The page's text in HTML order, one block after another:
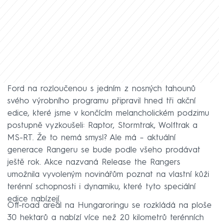
Ford na rozloučenou s jedním z nosných tahounů
svého výrobního programu připravil hned tři akční
edice, které jsme v končícím melancholickém podzimu
postupně vyzkoušeli: Raptor, Stormtrak, Wolftrak a
MS-RT. Že to nemá smysl? Ale má – aktuální
generace Rangeru se bude podle všeho prodávat
ještě rok. Akce nazvaná Release the Rangers
umožnila vyvoleným novinářům poznat na vlastní kůži
terénní schopnosti i dynamiku, které tyto speciální
edice nabízejí.
Off-road areál na Hungaroringu se rozkládá na ploše
30 hektarů a nabízí více než 20 kilometrů terénních